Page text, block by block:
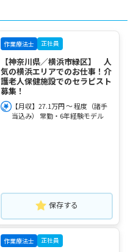
作業療法士 正社員
【神奈川県／横浜市緑区】 人
気の横浜エリアでのお仕事！介
護老人保健施設でのセラピスト
募集！
【月収】27.1万円 ～ 程度（諸手
当込み） 常勤・6年経験モデル
保存する
作業療法士 正社員